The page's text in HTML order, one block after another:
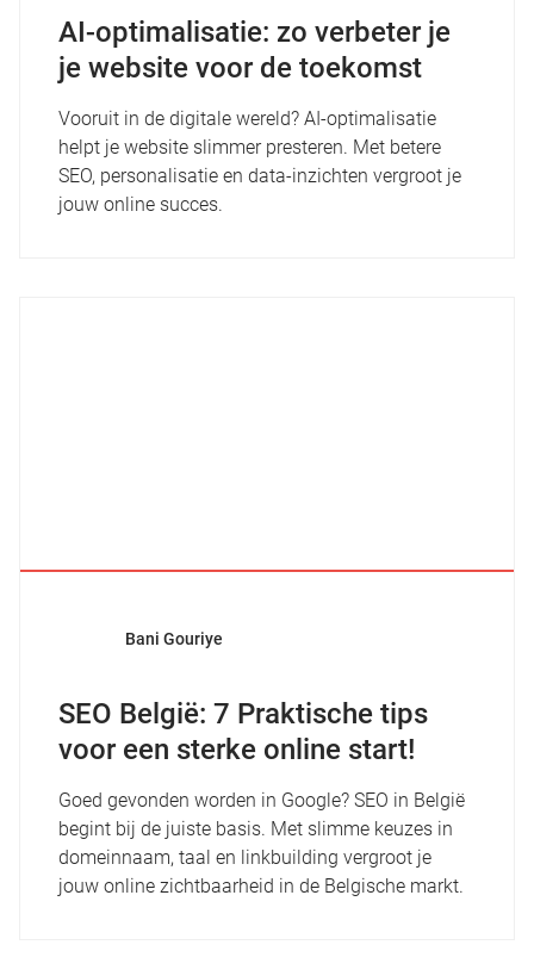
AI-optimalisatie: zo verbeter je
je website voor de toekomst
Vooruit in de digitale wereld? AI-optimalisatie
helpt je website slimmer presteren. Met betere
SEO, personalisatie en data-inzichten vergroot je
jouw online succes.
Bani Gouriye
SEO België: 7 Praktische tips
voor een sterke online start!
Goed gevonden worden in Google? SEO in België
begint bij de juiste basis. Met slimme keuzes in
domeinnaam, taal en linkbuilding vergroot je
jouw online zichtbaarheid in de Belgische markt.